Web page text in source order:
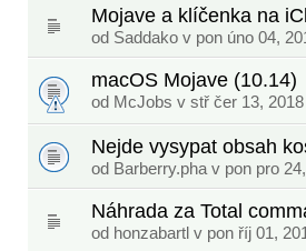
Mojave a klíčenka na
od Saddako v pon úno 04,
macOS Mojave (10.14)
od McJobs v stř čer 13,
Nejde vysypat obsah
od Barberry.pha v pon pro
Náhrada za Total
od honzabartl v pon říj 01,